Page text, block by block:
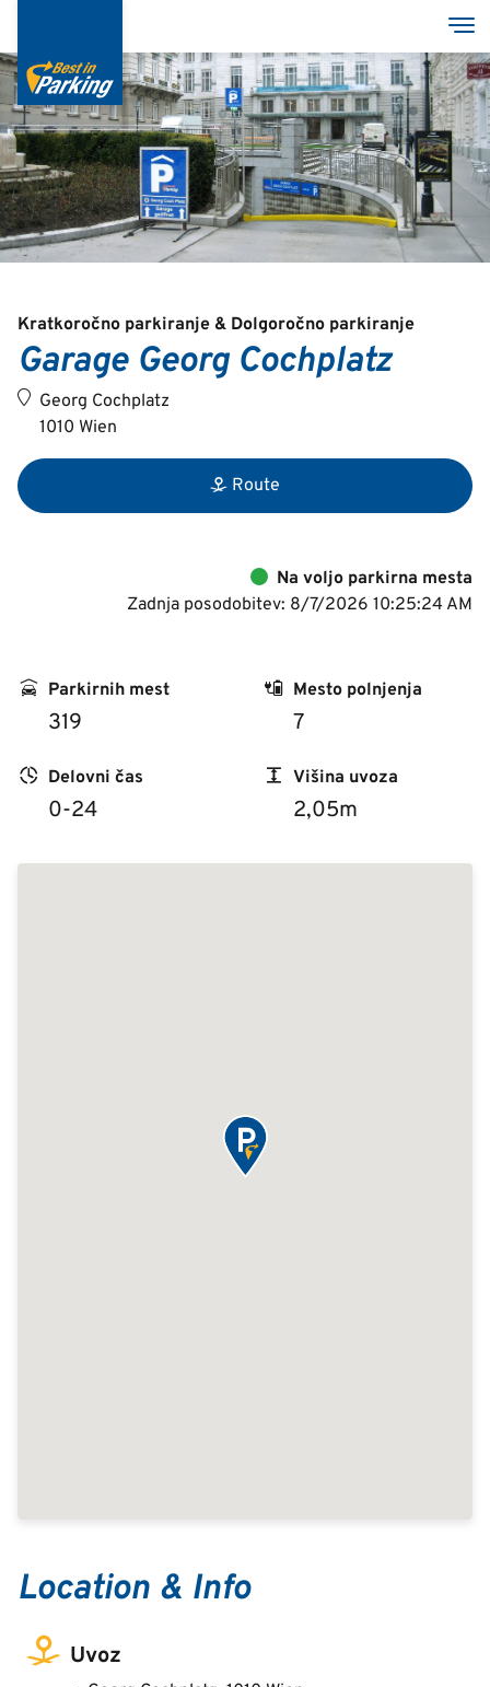
main
content
Services
Garages
Group
Deutsch
English
Kratkoročno parkiranje & Dolgoročno parkiranje
Garage Georg Cochplatz
Georg Cochplatz
1010 Wien
Route
Na voljo parkirna mesta
Zadnja posodobitev: 8/7/2026 10:25:24 AM
Parkirnih mest
319
Mesto polnjenja
7
Delovni čas
0-24
Višina uvoza
2,05m
Location & Info
Uvoz